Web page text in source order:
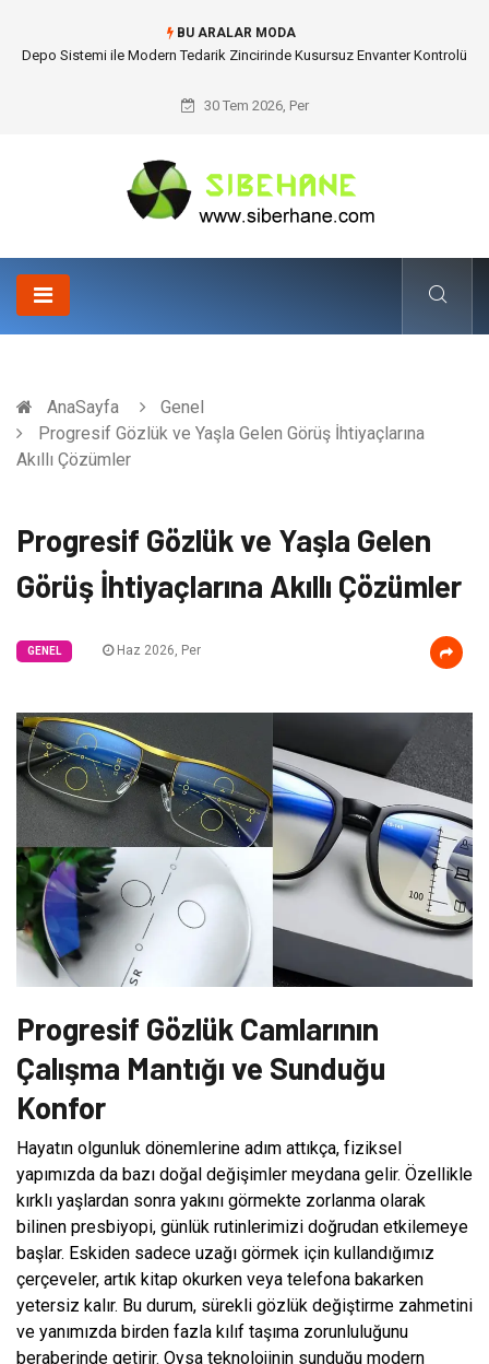
BU ARALAR MODA
Akrilik Boyama Seti ile Evinizde Dijitalden Uzak Bir Deşarj Alanı Tasarlayın
30 Tem 2026, Per
AnaSayfa
Genel
Progresif Gözlük ve Yaşla Gelen Görüş İhtiyaçlarına
Akıllı Çözümler
Progresif Gözlük ve Yaşla Gelen
Görüş İhtiyaçlarına Akıllı Çözümler
GENEL Haz 2026, Per
Progresif Gözlük Camlarının
Çalışma Mantığı ve Sunduğu
Konfor
Hayatın olgunluk dönemlerine adım attıkça, fiziksel
yapımızda da bazı doğal değişimler meydana gelir. Özellikle
kırklı yaşlardan sonra yakını görmekte zorlanma olarak
bilinen presbiyopi, günlük rutinlerimizi doğrudan etkilemeye
başlar. Eskiden sadece uzağı görmek için kullandığımız
çerçeveler, artık kitap okurken veya telefona bakarken
yetersiz kalır. Bu durum, sürekli gözlük değiştirme zahmetini
ve yanımızda birden fazla kılıf taşıma zorunluluğunu
beraberinde getirir. Oysa teknolojinin sunduğu modern